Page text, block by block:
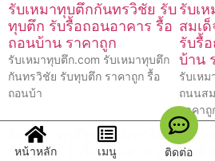
รับเหมาทุบตึกกันทรวิชัย รับ
ทุบตึก รับรื้อถอนอาคาร รื้อ
ถอนบ้าน ราคาถูก
รับเหมาทุบตึก.com รับเหมาทุบตึก
กันทรวิชัย รับทุบตึก ราคาถูก รื้อ
ถอนบ้า
รับเ
สมเ
รับรื้
บ้าน
รับเห
ถนนส
ราคาถู
รับเหมาทุบตึกถนนมหาไชย
รับทุบตึก รับรื้อถอนอาคาร
รับเ
ทุบตึ
หน้าหลัก เมนู ติดต่อ